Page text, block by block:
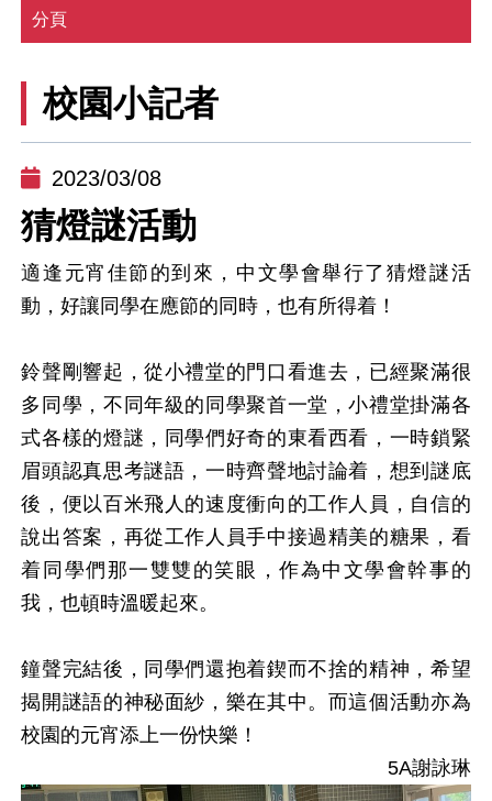
分頁
校園小記者
2023/03/08
猜燈謎活動
適逢元宵佳節的到來，中文學會舉行了猜燈謎活
動，好讓同學在應節的同時，也有所得着！
鈴聲剛響起，從小禮堂的門口看進去，已經聚滿很
多同學，不同年級的同學聚首一堂，小禮堂掛滿各
式各樣的燈謎，同學們好奇的東看西看，一時鎖緊
眉頭認真思考謎語，一時齊聲地討論着，想到謎底
後，便以百米飛人的速度衝向的工作人員，自信的
說出答案，再從工作人員手中接過精美的糖果，看
着同學們那一雙雙的笑眼，作為中文學會幹事的
我，也頓時溫暖起來。
鐘聲完結後，同學們還抱着鍥而不捨的精神，希望
揭開謎語的神秘面紗，樂在其中。而這個活動亦為
校園的元宵添上一份快樂！
5A謝詠琳